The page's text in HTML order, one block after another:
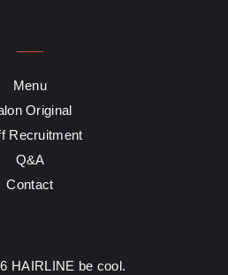
Menu
Original
Recruitment
Q&A
Contact
HAIRLINE be cool.